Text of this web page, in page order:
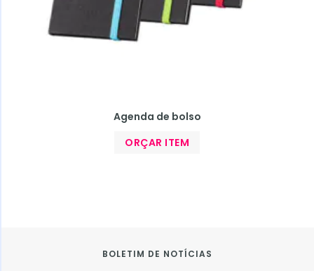
Agenda de bolso
ORÇAR ITEM
BOLETIM DE NOTÍCIAS